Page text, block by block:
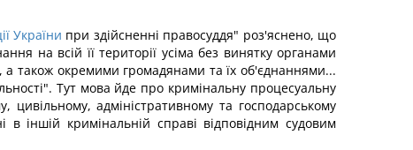
України при здійсненні правосуддя" роз'яснено, що
на всій її території усіма без винятку органами
а також окремими громадянами та їх об'єднаннями...
Тут мова йде про кримінальну процесуальну
адміністративному та господарському
іншій кримінальній справі відповідним судовим